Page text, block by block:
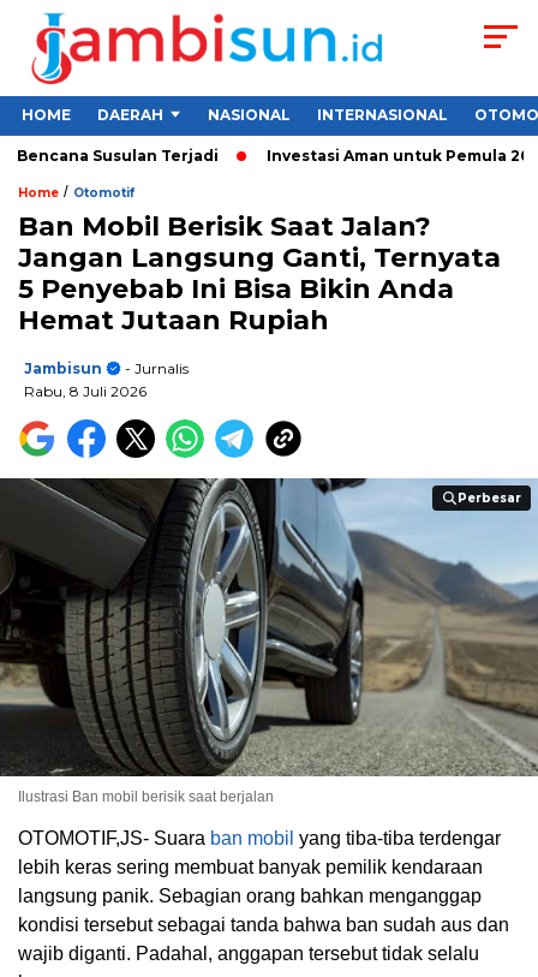
HOME DAERAH NASIONAL INTERNASIONAL
Susulan Terjadi Investasi Aman untuk Pemula 2026:
Home / Otomotif
Ban Mobil Berisik Saat Jalan?
Jangan Langsung Ganti, Ternyata
5 Penyebab Ini Bisa Bikin Anda
Hemat Jutaan Rupiah
Jambisun
- Jurnalis
Rabu, 8 Juli 2026
Perbesar
Perbesar
Ilustrasi Ban mobil berisik saat berjalan
OTOMOTIF,JS- Suara ban mobil yang tiba-tiba terdengar
lebih keras sering membuat banyak pemilik kendaraan
langsung panik. Sebagian orang bahkan menganggap
kondisi tersebut sebagai tanda bahwa ban sudah aus dan
wajib diganti. Padahal, anggapan tersebut tidak selalu